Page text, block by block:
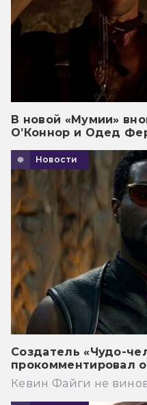
В новой «Мумии»
О’Коннор и Одед
Новости
Создатель «Чудо-
прокомментировал
Кевин Файги не